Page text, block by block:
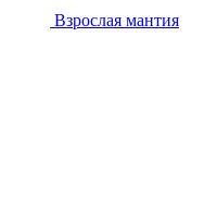
Взрослая мантия